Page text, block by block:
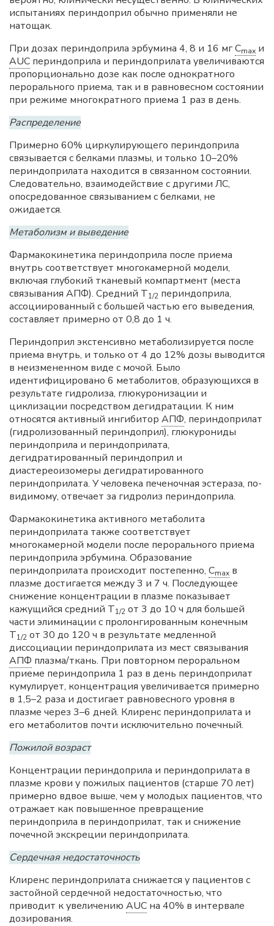
испытаниях периндоприл обычно применяли не
натощак.
При дозах периндоприла эрбумина 4, 8 и 16 мгCmax и
AUC периндоприла и периндоприлата увеличиваются
пропорционально дозе как после однократного
перорального приема, так и в равновесном состоянии
при режиме многократного приема 1 раз в день.
Распределение
Примерно 60% циркулирующего периндоприла
связывается с белками плазмы, и только 10–20%
периндоприлата находится в связанном состоянии.
Следовательно, взаимодействие с другими ЛС,
опосредованное связыванием с белками, не
ожидается.
Метаболизм и выведение
Фармакокинетика периндоприла после приема
внутрь соответствует многокамерной модели,
включая глубокий тканевый компартмент (места
связывания АПФ). Средний Т1/2 периндоприла,
ассоциированный с большей частью его выведения,
составляет примерно от 0,8 до 1 ч.
Периндоприл экстенсивно метаболизируется после
приема внутрь, и только от 4 до 12% дозы выводится
в неизмененном виде с мочой. Было
идентифицировано 6 метаболитов, образующихся в
результате гидролиза, глюкуронизации и
циклизации посредством дегидратации. К ним
относятся активный ингибитор АПФ, периндоприлат
(гидролизованный периндоприл), глюкурониды
периндоприла и периндоприлата,
дегидратированный периндоприл и
диастереоизомеры дегидратированного
периндоприлата. У человека печеночная эстераза, по-
видимому, отвечает за гидролиз периндоприла.
Фармакокинетика активного метаболита
периндоприлата также соответствует
многокамерной модели после перорального приема
периндоприла эрбумина. Образование
периндоприлата происходит постепенно, Cmax в
плазме достигается между 3 и 7 ч. Последующее
снижение концентрации в плазме показывает
кажущийся средний Т1/2 от 3 до 10 ч для большей
части элиминации с пролонгированным конечным
Т1/2 от 30 до 120 ч в результате медленной
диссоциации периндоприлата из мест связывания
АПФ плазма/ткань. При повторном пероральном
приеме периндоприла 1 раз в день периндоприлат
кумулирует, концентрация увеличивается примерно
в 1,5–2 раза и достигает равновесного уровня в
плазме через 3–6 дней. Клиренс периндоприлата и
его метаболитов почти исключительно почечный.
Пожилой возраст
Концентрации периндоприла и периндоприлата в
плазме крови у пожилых пациентов (старше 70 лет)
примерно вдвое выше, чем у молодых пациентов, что
отражает как повышенное превращение
периндоприла в периндоприлат, так и снижение
почечной экскреции периндоприлата.
Сердечная недостаточность
Клиренс периндоприлата снижается у пациентов с
застойной сердечной недостаточностью, что
приводит к увеличению AUC на 40% в интервале
дозирования.